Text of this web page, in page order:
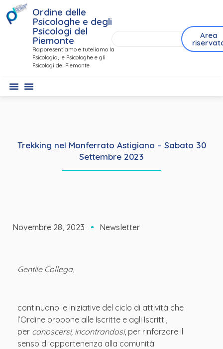
Ordine delle
Psicologhe e degli
Psicologi del
Piemonte
Rappresentiamo e tuteliamo la
Psicologia, le Psicologhe e gli
Psicologi del Piemonte
Area
Trekking nel Monferrato Astigiano – Sabato 30
Settembre 2023
Novembre 28, 2023 Newsletter
Gentile Collega,
continuano le iniziative del ciclo di attività che
l’Ordine propone alle Iscritte e agli Iscritti,
per conoscersi, incontrandosi, per rinforzare il
senso di appartenenza alla comunità